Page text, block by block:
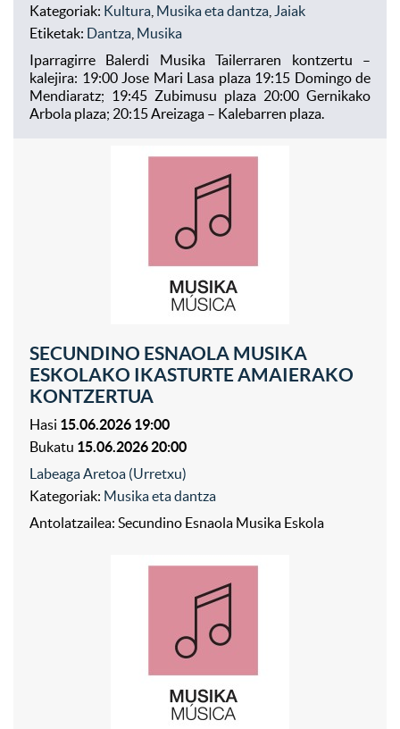
Kategoriak: Kultura Musika eta dantza Jaiak
Etiketak: Dantza Musika
Iparragirre Balerdi Musika Tailerraren kontzertu –
kalejira: 19:00 Jose Mari Lasa plaza 19:15 Domingo de
Mendiaratz; 19:45 Zubimusu plaza 20:00 Gernikako
Arbola plaza; 20:15 Areizaga – Kalebarren plaza.
SECUNDINO ESNAOLA MUSIKA
ESKOLAKO IKASTURTE AMAIERAKO
KONTZERTUA
Hasi 15.06.2026 19:00
Bukatu 15.06.2026 20:00
Labeaga Aretoa (Urretxu)
Kategoriak: Musika eta dantza
Antolatzailea: Secundino Esnaola Musika Eskola